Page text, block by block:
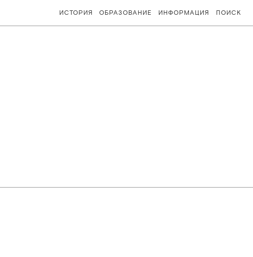
ИСТОРИЯ ОБРАЗОВАНИЕ ИНФОРМАЦИЯ ПОИСК